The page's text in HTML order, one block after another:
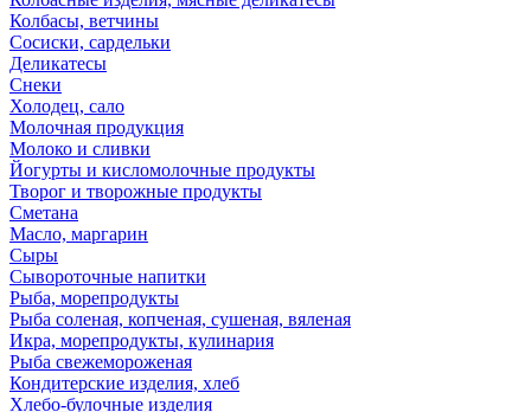
Колбасы, ветчины
Сосиски, сардельки
Деликатесы
Снеки
Холодец, сало
Молочная продукция
Молоко и сливки
Йогурты и кисломолочные продукты
Творог и творожные продукты
Сметана
Масло, маргарин
Сыры
Сывороточные напитки
Рыба, морепродукты
Рыба соленая, копченая, сушеная, вяленая
Икра, морепродукты, кулинария
Рыба свежемороженая
Кондитерские изделия, хлеб
Хлебо-булочные изделия